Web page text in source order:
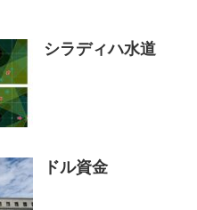
シラディハ水道
ドル資金